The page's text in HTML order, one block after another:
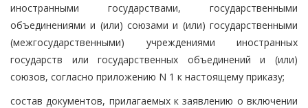
иностранными государствами, государственными
объединениями и (или) союзами и (или) государственными
(межгосударственными) учреждениями иностранных
государств или государственных объединений и (или)
союзов, согласно приложению N 1 к настоящему приказу;
состав документов, прилагаемых к заявлению о включении